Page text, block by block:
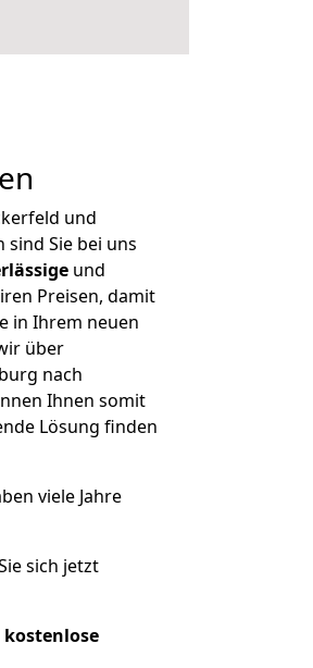
und
sind Sie bei uns
und
Preisen, damit
in Ihrem neuen
über
nach
Ihnen somit
Lösung finden
viele Jahre
sich jetzt
kostenlose